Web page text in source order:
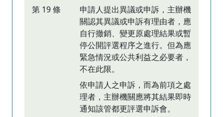
第 19 條
申請人提出異議或申訴，主辦機
關認其異議或申訴有理由者，應
自行撤銷、變更原處理結果或暫
停公開評選程序之進行。但為應
緊急情況或公共利益之必要者，
不在此限。
依申請人之申訴，而為前項之處
理者，主辦機關應將其結果即時
通知該管都更評選申訴會。